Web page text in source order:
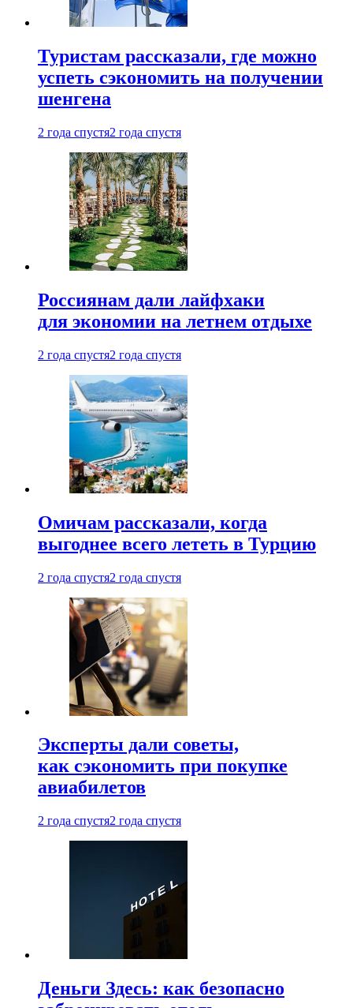
Туристам рассказали, где можно
успеть сэкономить на получении
шенгена
2 года спустя2 года спустя
Россиянам дали лайфхаки
для экономии на летнем отдыхе
2 года спустя2 года спустя
Омичам рассказали, когда
выгоднее всего лететь в Турцию
2 года спустя2 года спустя
Эксперты дали советы,
как сэкономить при покупке
авиабилетов
2 года спустя2 года спустя
Деньги Здесь: как безопасно